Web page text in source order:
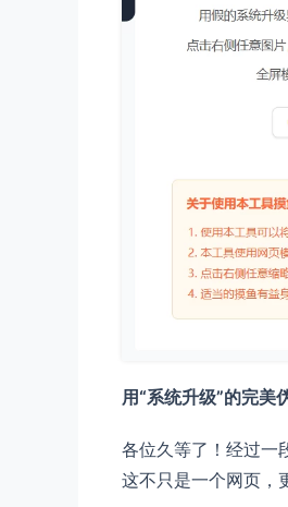
用“系统升级”的完美
各位久等了！经过一
这不只是一个网页，